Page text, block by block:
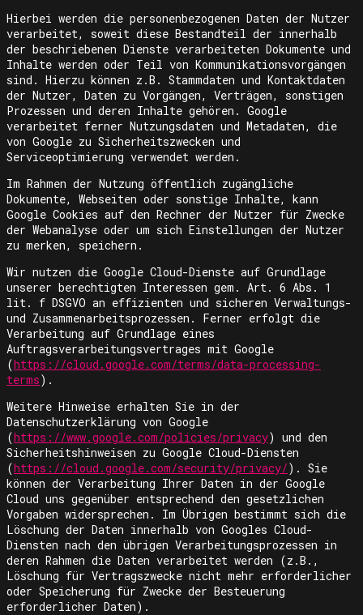
Hierbei werden die personenbezogenen Daten der Nutzer
verarbeitet, soweit diese Bestandteil der innerhalb
der beschriebenen Dienste verarbeiteten Dokumente und
Inhalte werden oder Teil von Kommunikationsvorgängen
sind. Hierzu können z.B. Stammdaten und Kontaktdaten
der Nutzer, Daten zu Vorgängen, Verträgen, sonstigen
Prozessen und deren Inhalte gehören. Google
verarbeitet ferner Nutzungsdaten und Metadaten, die
von Google zu Sicherheitszwecken und
Serviceoptimierung verwendet werden.
Im Rahmen der Nutzung öffentlich zugängliche
Dokumente, Webseiten oder sonstige Inhalte, kann
Google Cookies auf den Rechner der Nutzer für Zwecke
der Webanalyse oder um sich Einstellungen der Nutzer
zu merken, speichern.
Wir nutzen die Google Cloud-Dienste auf Grundlage
unserer berechtigten Interessen gem. Art. 6 Abs. 1
lit. f DSGVO an effizienten und sicheren Verwaltungs-
und Zusammenarbeitsprozessen. Ferner erfolgt die
Verarbeitung auf Grundlage eines
Auftragsverarbeitungsvertrages mit Google
(https://cloud.google.com/terms/data-processing-
terms).
Weitere Hinweise erhalten Sie in der
Datenschutzerklärung von Google
(https://www.google.com/policies/privacy) und den
Sicherheitshinweisen zu Google Cloud-Diensten
(https://cloud.google.com/security/privacy/). Sie
können der Verarbeitung Ihrer Daten in der Google
Cloud uns gegenüber entsprechend den gesetzlichen
Vorgaben widersprechen. Im Übrigen bestimmt sich die
Löschung der Daten innerhalb von Googles Cloud-
Diensten nach den übrigen Verarbeitungsprozessen in
deren Rahmen die Daten verarbeitet werden (z.B.,
Löschung für Vertragszwecke nicht mehr erforderlicher
oder Speicherung für Zwecke der Besteuerung
erforderlicher Daten).